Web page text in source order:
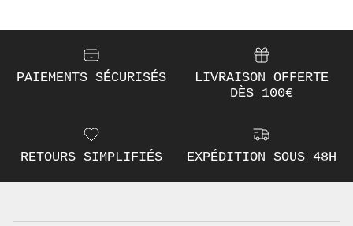
PAIEMENTS SÉCURISÉS
LIVRAISON OFFERTE
DÈS 100€
RETOURS SIMPLIFIÉS EXPÉDITION SOUS 48H